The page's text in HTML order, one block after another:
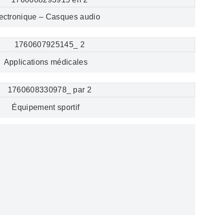
– Casques audio
Applications médicales
Équipement sportif